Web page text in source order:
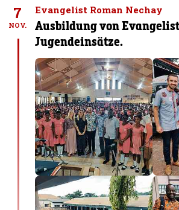
7
NOV.
Evangelist Roman Nechay
Ausbildung von
Jugendeinsätze.